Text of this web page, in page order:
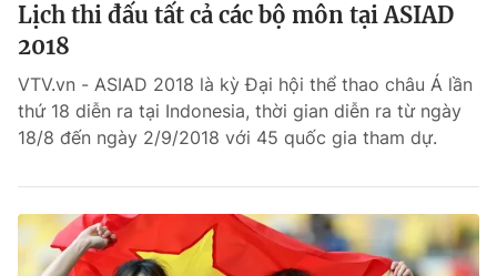
Lịch thi đấu tất cả các bộ môn tại ASIAD
2018
VTV.vn - ASIAD 2018 là kỳ Đại hội thể thao châu Á lần
thứ 18 diễn ra tại Indonesia, thời gian diễn ra từ ngày
18/8 đến ngày 2/9/2018 với 45 quốc gia tham dự.